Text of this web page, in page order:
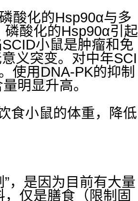
酸化的Hsp90α与多
磷酸化的Hsp90α引起
SCID小鼠是肿瘤和免
义突变。对中年SCI
使用 DNA-PK的抑制
明显升高。
食小鼠的体重，降低
，是因为目前有大量
仅是膳食（限制固